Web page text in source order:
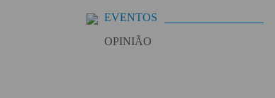
EVENTOS
OPINIÃO